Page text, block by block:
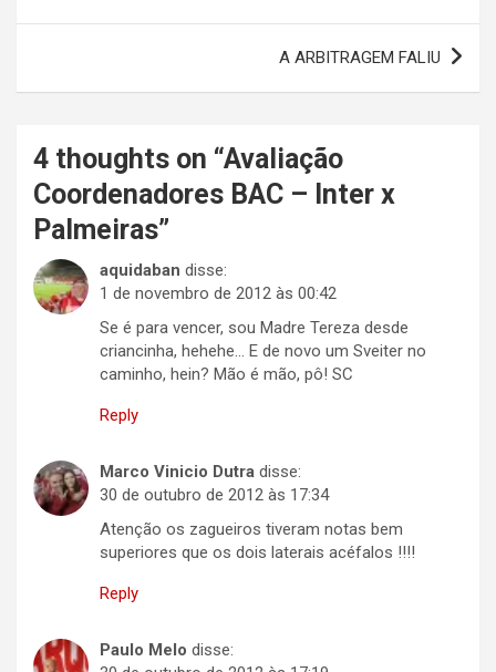
A ARBITRAGEM FALIU
4 thoughts on “Avaliação
Coordenadores BAC – Inter x
Palmeiras”
aquidaban disse:
1 de novembro de 2012 às 00:42
Se é para vencer, sou Madre Tereza desde
criancinha, hehehe… E de novo um Sveiter no
caminho, hein? Mão é mão, pô! SC
Reply
Marco Vinicio Dutra disse:
30 de outubro de 2012 às 17:34
Atenção os zagueiros tiveram notas bem
superiores que os dois laterais acéfalos !!!!
Reply
Paulo Melo disse: